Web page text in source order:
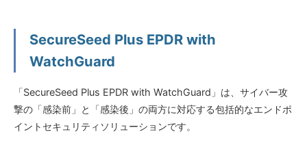
SecureSeed Plus EPDR with
WatchGuard
「SecureSeed Plus EPDR with WatchGuard」は、サイバー攻
撃の「感染前」と「感染後」の両方に対応する包括的なエンドポ
イントセキュリティソリューションです。